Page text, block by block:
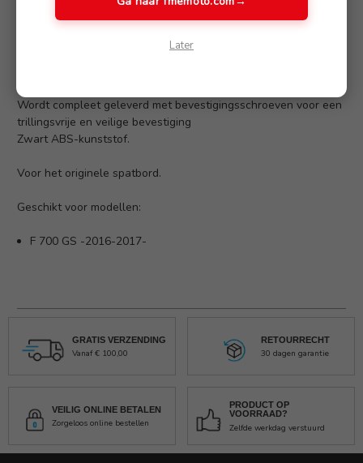
verlengingvan hetoriginele spatbord, diepgetrokken uit ABS-
maakt een einde aan het probleem.
sowieso uit het zicht is bevestigd, vallen
Wordt compleet geleverd met bevestigingsschroeven voor een
trillingsvrije en veilige bevestiging
Zwart ABS-kunststof.
Voor het originele spatbord.
Geschikt voor modellen:
F 700 GS -2016-2017-
GRATIS VERZENDING
Vanaf € 100,00
RETOURRECHT
30 dagen garantie
VEILIG ONLINE BETALEN
Zorgeloos online bestellen
PRODUCT OP
VOORRAAD?
Zelfde werkdag verstuurd
Later